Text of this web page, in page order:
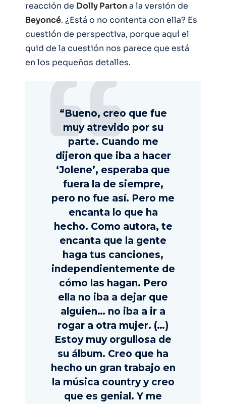
reacción de Dolly Partona la versión de
Beyoncé. ¿Está o no contenta con ella? Es
cuestión de perspectiva, porque aquí el
quid de la cuestión nos parece que está
en los pequeños detalles.
“Bueno, creo que fue
muy atrevido por su
parte. Cuando me
dijeron que iba a hacer
‘Jolene’, esperaba que
fuera la de siempre,
pero no fue así. Pero me
encanta lo que ha
hecho. Como autora, te
encanta que la gente
haga tus canciones,
independientemente de
cómo las hagan. Pero
ella no iba a dejar que
alguien… no iba a ir a
rogar a otra mujer. (…)
Estoy muy orgullosa de
su álbum. Creo que ha
hecho un gran trabajo en
la música country y creo
que es genial. Y me